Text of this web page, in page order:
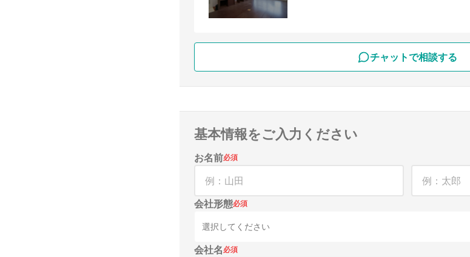
チャットで相談する
基本情報をご入力ください
お名前必須
会社形態必須
選択してください
会社名必須